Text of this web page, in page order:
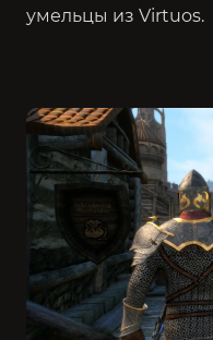
умельцы из Virtuos.